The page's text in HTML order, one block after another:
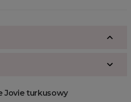
Jovie turkusowy